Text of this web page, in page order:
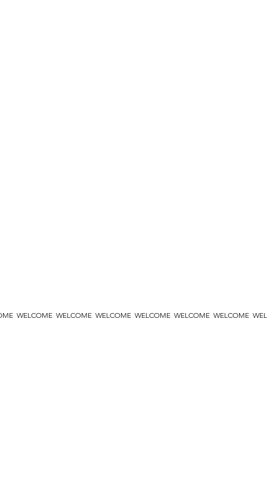
WELCOME WELCOME WELCOME WELCOME WELCOME WELCOME